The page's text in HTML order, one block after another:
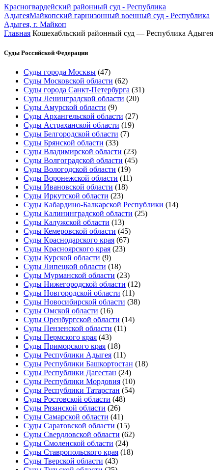
Красногвардейский районный суд - Республика
АдыгеяМайкопский гарнизонный военный суд - Республика
Адыгея, г. Майкоп
Главная Кошехабльский районный суд — Республика Адыгея
Суды Российской Федерации
Суды города Москвы (47)
Суды Московской области (62)
Суды города Санкт-Петербурга (31)
Суды Ленинградской области (20)
Суды Амурской области (9)
Суды Архангельской области (27)
Суды Астраханской области (19)
Суды Белгородской области (7)
Суды Брянской области (33)
Суды Владимирской области (23)
Суды Волгоградской области (45)
Суды Вологодской области (19)
Суды Воронежской области (11)
Суды Ивановской области (18)
Суды Иркутской области (23)
Суды Кабардино-Балкарской Республики (14)
Суды Калининградской области (25)
Суды Калужской области (13)
Суды Кемеровской области (45)
Суды Краснодарского края (67)
Суды Красноярского края (23)
Суды Курской области (9)
Суды Липецкой области (18)
Суды Мурманской области (23)
Суды Нижегородской области (12)
Суды Новгородской области (11)
Суды Новосибирской области (38)
Суды Омской области (16)
Суды Оренбургской области (14)
Суды Пензенской области (11)
Суды Пермского края (43)
Суды Приморского края (18)
Суды Республики Адыгея (11)
Суды Республики Башкортостан (18)
Суды Республики Дагестан (24)
Суды Республики Мордовия (10)
Суды Республики Татарстан (54)
Суды Ростовской области (48)
Суды Рязанской области (26)
Суды Самарской области (41)
Суды Саратовской области (15)
Суды Свердловской области (62)
Суды Смоленской области (24)
Суды Ставропольского края (18)
Суды Тверской области (43)